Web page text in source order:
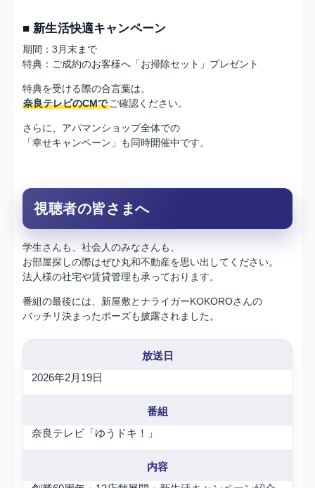
■ 新生活快適キャンペーン
期間：3月末まで
特典：ご成約のお客様へ「お掃除セット」プレゼント
特典を受ける際の合言葉は、
奈良テレビのCMでご確認ください。
さらに、アパマンショップ全体での
「幸せキャンペーン」も同時開催中です。
視聴者の皆さまへ
学生さんも、社会人のみなさんも、
お部屋探しの際はぜひ丸和不動産を思い出してください。
法人様の社宅や賃貸管理も承っております。
番組の最後には、新屋敷とナライガーKOKOROさんの
バッチリ決まったポーズも披露されました。
放送日
2026年2月19日
番組
奈良テレビ「ゆうドキ！」
内容